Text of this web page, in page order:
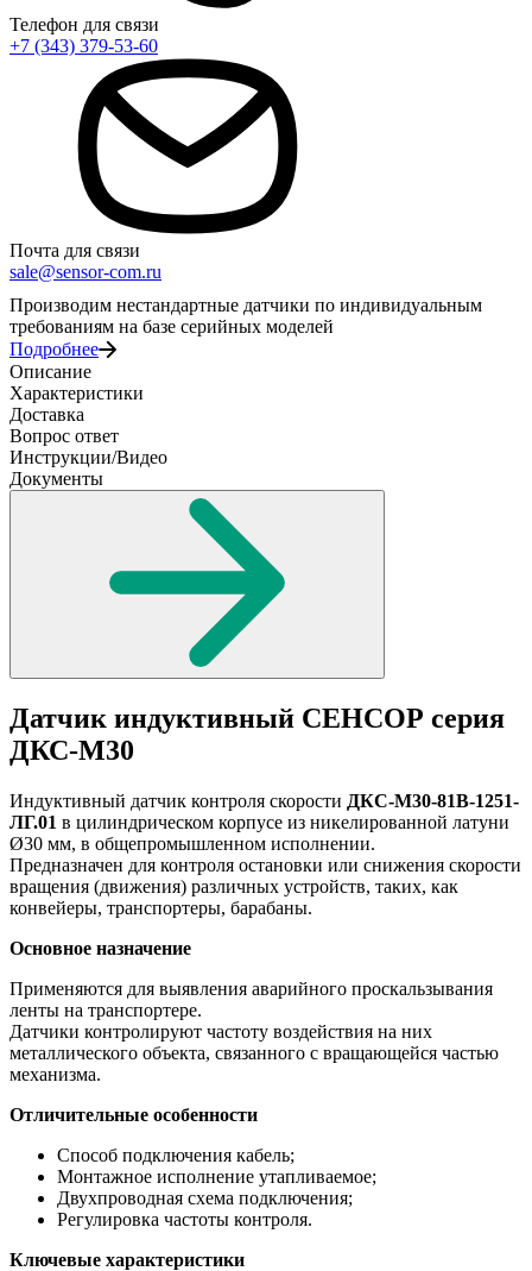
Телефон для связи
+7 (343) 379-53-60
Почта для связи
sale@sensor-com.ru
Производим нестандартные датчики по индивидуальным
требованиям на базе серийных моделей
Подробнее
Описание
Характеристики
Доставка
Вопрос ответ
Инструкции/Видео
Документы
Датчик индуктивный СЕНСОР серия
ДКС-М30
Индуктивный датчик контроля скорости ДКС-М30-81В-1251-
ЛГ.01 в цилиндрическом корпусе из никелированной латуни
Ø30 мм, в общепромышленном исполнении.
Предназначен для контроля остановки или снижения скорости
вращения (движения) различных устройств, таких, как
конвейеры, транспортеры, барабаны.
Основное назначение
Применяются для выявления аварийного проскальзывания
ленты на транспортере.
Датчики контролируют частоту воздействия на них
металлического объекта, связанного с вращающейся частью
механизма.
Отличительные особенности
Способ подключения кабель;
Монтажное исполнение утапливаемое;
Двухпроводная схема подключения;
Регулировка частоты контроля.
Ключевые характеристики